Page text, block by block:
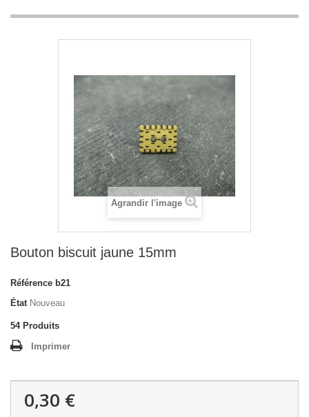
Agrandir l'image
Bouton biscuit jaune 15mm
Référence b21
État Nouveau
54 Produits
Imprimer
0,30 €